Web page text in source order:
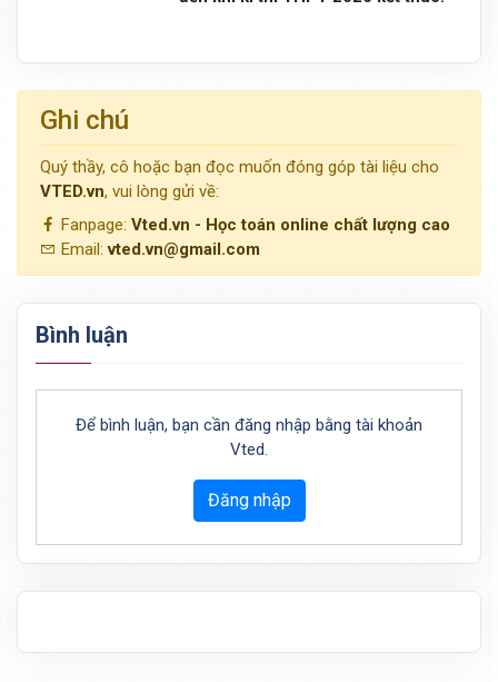
Ghi chú
Quý thầy, cô hoặc bạn đọc muốn đóng góp tài liệu cho
VTED.vn, vui lòng gửi về:
Fanpage: Vted.vn - Học toán online chất lượng cao
Email:vted.vn@gmail.com
Bình luận
Để bình luận, bạn cần đăng nhập bằng tài khoản
Vted.
Đăng nhập